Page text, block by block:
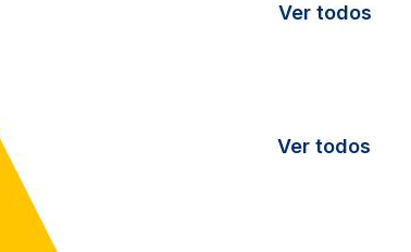
Ver todos
Ver todos